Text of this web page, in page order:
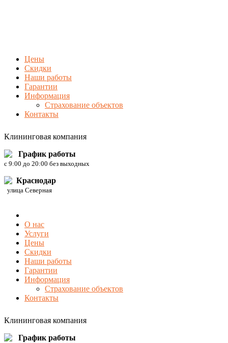
Цены
Скидки
Наши работы
Гарантии
Информация
Страхование объектов
Контакты
Клининговая компания
График работы
c 9:00 до 20:00 без выходных
Краснодар
улица Северная
О нас
Услуги
Цены
Скидки
Наши работы
Гарантии
Информация
Страхование объектов
Контакты
Клининговая компания
График работы